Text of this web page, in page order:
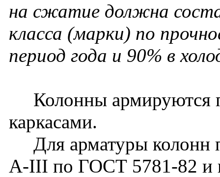
на сжатие должна
класса (марки) по
период года и 90% в
Колонны армируются
каркасами.
Для арматуры колонн
A-III по ГОСТ 5781-82 и